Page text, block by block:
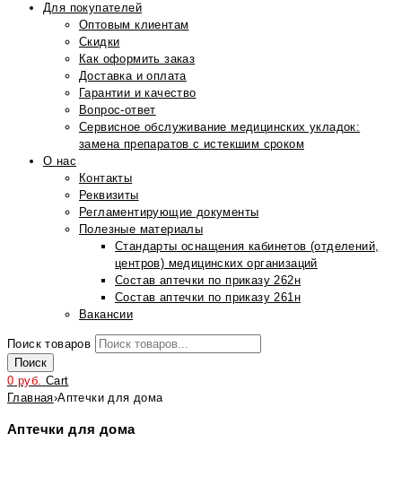
Для покупателей
Оптовым клиентам
Скидки
Как оформить заказ
Доставка и оплата
Гарантии и качество
Вопрос-ответ
Сервисное обслуживание медицинских укладок:
замена препаратов с истекшим сроком
О нас
Контакты
Реквизиты
Регламентирующие документы
Полезные материалы
Стандарты оснащения кабинетов (отделений,
центров) медицинских организаций
Состав аптечки по приказу 262н
Состав аптечки по приказу 261н
Вакансии
Поиск товаров
Поиск
0 руб. Cart
Главная›Аптечки для дома
Аптечки для дома